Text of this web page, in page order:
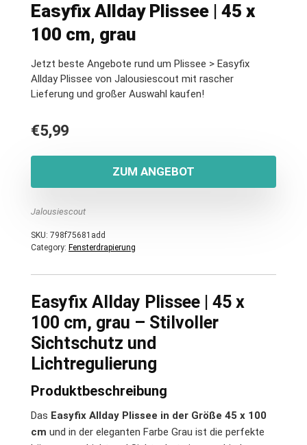
Easyfix Allday Plissee | 45 x
100 cm, grau
Jetzt beste Angebote rund um Plissee > Easyfix
Allday Plissee von Jalousiescout mit rascher
Lieferung und großer Auswahl kaufen!
€5,99
ZUM ANGEBOT
Jalousiescout
SKU: 798f75681add
Category: Fensterdrapierung
Easyfix Allday Plissee | 45 x
100 cm, grau – Stilvoller
Sichtschutz und
Lichtregulierung
Produktbeschreibung
Das Easyfix Allday Plissee in der Größe 45 x 100
cm und in der eleganten Farbe Grau ist die perfekte